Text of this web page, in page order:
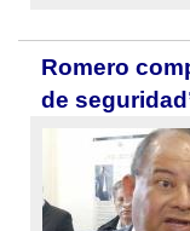
Romero
de